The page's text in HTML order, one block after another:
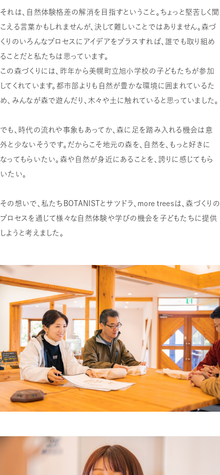
それは、自然体験格差の解消を目指すということ。ちょっと堅苦しく聞
こえる言葉かもしれませんが、決して難しいことではありません。森づ
くりのいろんなプロセスにアイデアをプラスすれば、誰でも取り組め
ることだと私たちは思っています。
この森づくりには、昨年から美幌町立旭小学校の子どもたちが参加
してくれています。都市部よりも自然が豊かな環境に囲まれているた
め、みんなが森で遊んだり、木々や土に触れていると思っていました。
でも、時代の流れや事象もあってか、森に足を踏み入れる機会は意
外と少ないそうです。だからこそ地元の森を、自然を、もっと好きに
なってもらいたい。森や自然が身近にあることを、誇りに感じてもら
いたい。
その想いで、私たちBOTANISTとサツドラ、more treesは、森づくりの
プロセスを通じて様々な自然体験や学びの機会を子どもたちに提供
しようと考えました。